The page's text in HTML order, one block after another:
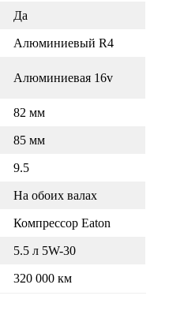
Да
Алюминиевый R4
Алюминиевая 16v
82 мм
85 мм
9.5
На обоих валах
Компрессор Eaton
5.5 л 5W-30
320 000 км